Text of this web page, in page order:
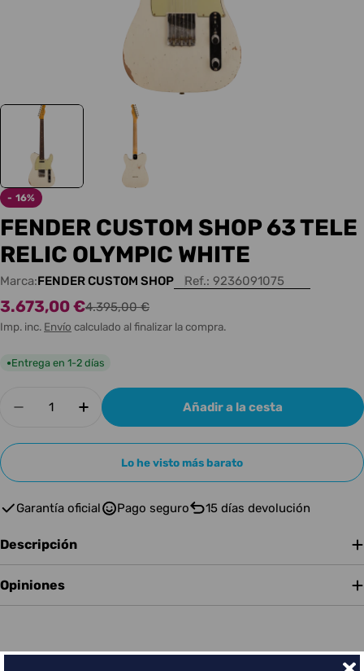
- 16%
FENDER CUSTOM SHOP 63 TELE
RELIC OLYMPIC WHITE
Marca:FENDER CUSTOM SHOP Ref.: 9236091075
Precio
de
3.673,00 €
Precio
habitual
4.395,00 €
Imp. inc. Envío calculado al finalizar la compra.
●Entrega en 1-2 días
Disminuir cantidad para FENDER CUSTOM
Aumentar cantidad para FENDER
Añadir a la cesta
Lo he visto más barato
Garantía oficial Pago seguro 15 días devolución
Descripción
Opiniones